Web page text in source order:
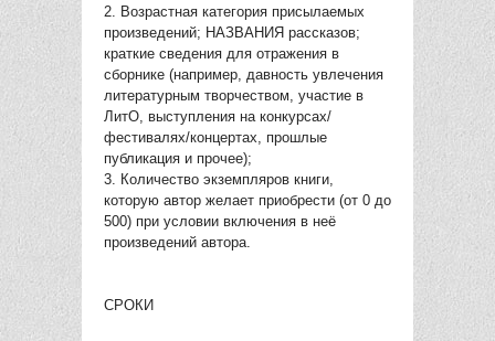
2. Возрастная категория присылаемых
произведений; НАЗВАНИЯ рассказов;
краткие сведения для отражения в
сборнике (например, давность увлечения
литературным творчеством, участие в
ЛитО, выступления на конкурсах/
фестивалях/концертах, прошлые
публикация и прочее);
3. Количество экземпляров книги,
которую автор желает приобрести (от 0 до
500) при условии включения в неё
произведений автора.
СРОКИ